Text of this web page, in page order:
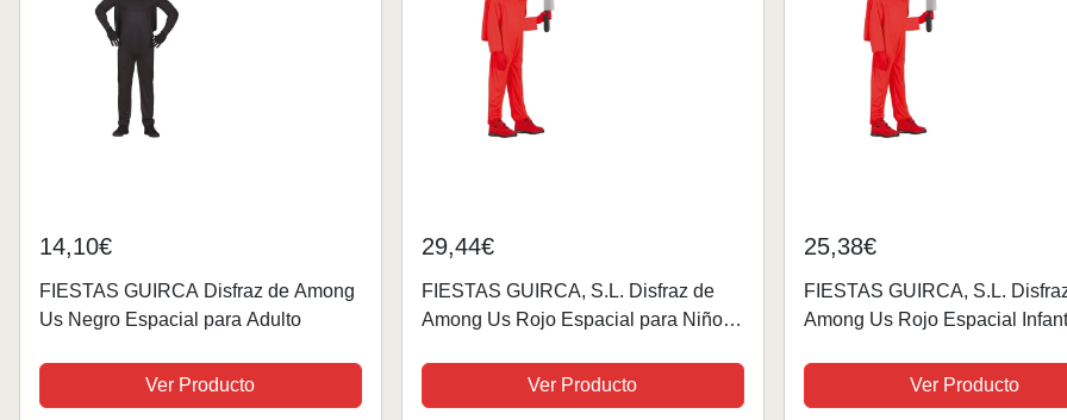
14,10€
FIESTAS GUIRCA Disfraz de Among
Us Negro Espacial para Adulto
Ver Producto
29,44€
FIESTAS GUIRCA, S.L. Disfraz de
Among Us Rojo Espacial para Niños -
Ver Producto
25,38€
FIESTAS GUIRCA, S.L.
Among Us Rojo Espacial
Ver Producto